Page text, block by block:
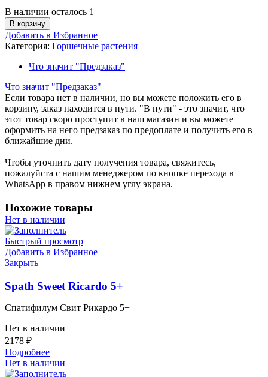
В наличии осталось 1
В корзину
Добавить в Избранное
Категория: Горшечные растения
Что значит "Предзаказ"
Что значит "Предзаказ"
Если товара нет в наличии, но вы можете положить его в
корзину, заказ находится в пути. "В пути" - это значит, что
этот товар скоро проступит в наш магазин и вы можете
оформить на него предзаказ по предоплате и получить его в
ближайшие дни.
Чтобы уточнить дату получения товара, свяжитесь,
пожалуйста с нашим менеджером по кнопке перехода в
WhatsApp в правом нижнем углу экрана.
Похожие товары
Нет в наличии
Быстрый просмотр
Добавить в Избранное
Закрыть
Spath Sweet Ricardo 5+
Спатифилум Свит Рикардо 5+
Нет в наличии
2178 ₽
Подробнее
Нет в наличии